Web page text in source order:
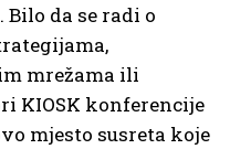
da se radi o
mrežama ili
KIOSK konferencije
mjesto susreta koje